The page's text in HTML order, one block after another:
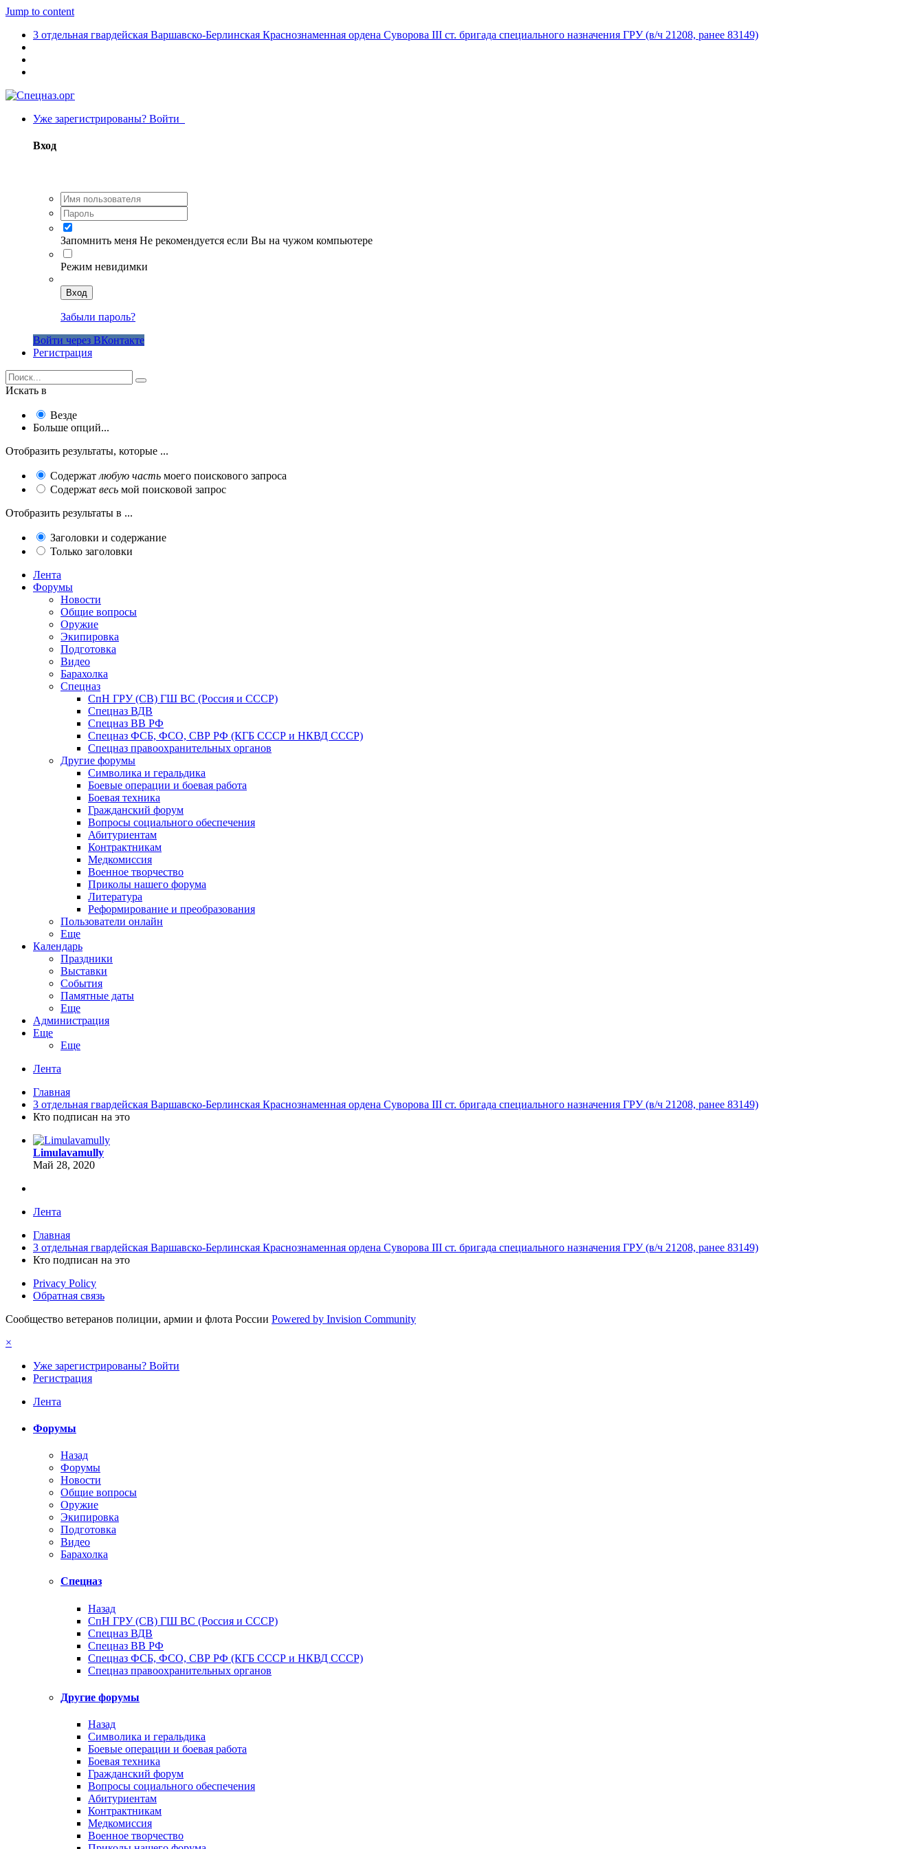
Jump to content
3 отдельная гвардейская Варшавско-Берлинская Краснознаменная ордена Суворова III ст. бригада специального назначения ГРУ (в/ч 21208, ранее 83149)
Уже зарегистрированы? Войти
Вход
Запомнить меня Не рекомендуется если Вы на чужом компьютере
Режим невидимки
Вход
Забыли пароль?
Войти через ВКонтакте
Регистрация
Искать в
Везде
Больше опций...
Отобразить результаты, которые ...
Содержат любую часть моего поискового запроса
Содержат весь мой поисковой запрос
Отобразить результаты в ...
Заголовки и содержание
Только заголовки
Лента
Форумы
Новости
Общие вопросы
Оружие
Экипировка
Подготовка
Видео
Барахолка
Спецназ
СпН ГРУ (СВ) ГШ ВС (Россия и СССР)
Спецназ ВДВ
Спецназ ВВ РФ
Спецназ ФСБ, ФСО, СВР РФ (КГБ СССР и НКВД СССР)
Спецназ правоохранительных органов
Другие форумы
Символика и геральдика
Боевые операции и боевая работа
Боевая техника
Гражданский форум
Вопросы социального обеспечения
Абитуриентам
Контрактникам
Медкомиссия
Военное творчество
Приколы нашего форума
Литература
Реформирование и преобразования
Пользователи онлайн
Еще
Календарь
Праздники
Выставки
События
Памятные даты
Еще
Администрация
Еще
Еще
Лента
Главная
3 отдельная гвардейская Варшавско-Берлинская Краснознаменная ордена Суворова III ст. бригада специального назначения ГРУ (в/ч 21208, ранее 83149)
Кто подписан на это
Limulavamully
Май 28, 2020
Лента
Главная
3 отдельная гвардейская Варшавско-Берлинская Краснознаменная ордена Суворова III ст. бригада специального назначения ГРУ (в/ч 21208, ранее 83149)
Кто подписан на это
Privacy Policy
Обратная связь
Сообщество ветеранов полиции, армии и флота России Powered by Invision Community
×
Уже зарегистрированы? Войти
Регистрация
Лента
Форумы
Назад
Форумы
Новости
Общие вопросы
Оружие
Экипировка
Подготовка
Видео
Барахолка
Спецназ
Назад
СпН ГРУ (СВ) ГШ ВС (Россия и СССР)
Спецназ ВДВ
Спецназ ВВ РФ
Спецназ ФСБ, ФСО, СВР РФ (КГБ СССР и НКВД СССР)
Спецназ правоохранительных органов
Другие форумы
Назад
Символика и геральдика
Боевые операции и боевая работа
Боевая техника
Гражданский форум
Вопросы социального обеспечения
Абитуриентам
Контрактникам
Медкомиссия
Военное творчество